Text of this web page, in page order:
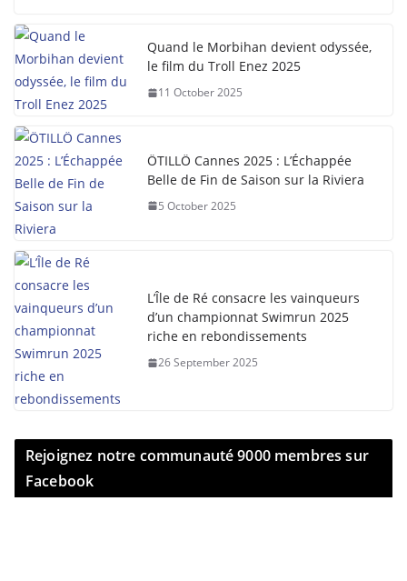
Quand le Morbihan devient odyssée,
le film du Troll Enez 2025
11 October 2025
ÖTILLÖ Cannes 2025 : L’Échappée
Belle de Fin de Saison sur la Riviera
5 October 2025
L’Île de Ré consacre les vainqueurs
d’un championnat Swimrun 2025
riche en rebondissements
26 September 2025
Rejoignez notre communauté 9000 membres sur
Facebook